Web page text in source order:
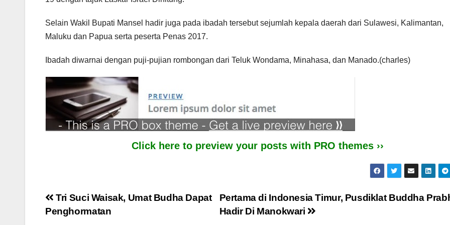
Selain Wakil Bupati Mansel hadir juga pada ibadah tersebut sejumlah kepala daerah dari Sulawesi, Kalimantan,
Maluku dan Papua serta peserta Penas 2017.
Ibadah diwarnai dengan puji-pujian rombongan dari Teluk Wondama, Minahasa, dan Manado.(charles)
Click here to preview your posts with PRO themes ››
Post
Pertama di Indonesia Timur, Pusdiklat Buddha
Hadir Di Manokwari
Tri Suci Waisak, Umat Budha Dapat
Penghormatan